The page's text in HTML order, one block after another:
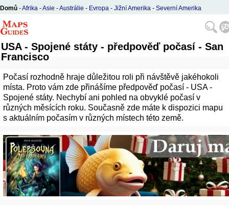
Domů -Afrika -Asie -Austrálie - Evropa - Jižní Amerika - Severní Amerika
USA - Spojené státy - předpověď počasí - San
Francisco
Počasí rozhodně hraje důležitou roli při návštěvě jakéhokoli
místa. Proto vám zde přinášíme předpověď počasí - USA -
Spojené státy. Nechybí ani pohled na obvyklé počasí v
různých měsících roku. Současně zde máte k dispozici mapu
s aktuálním počasím v různých místech této země.